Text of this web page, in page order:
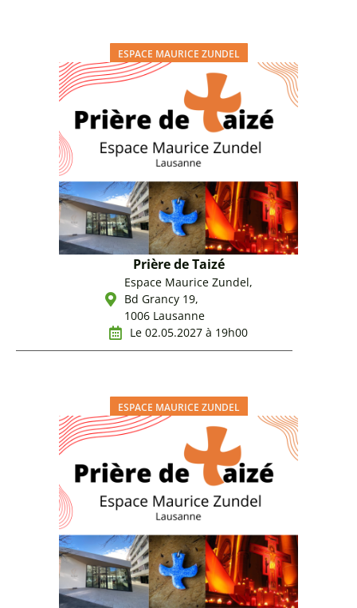
ESPACE MAURICE ZUNDEL
Prière de Taizé
Espace Maurice Zundel,
Bd Grancy 19,
1006 Lausanne
Le 02.05.2027 à 19h00
ESPACE MAURICE ZUNDEL